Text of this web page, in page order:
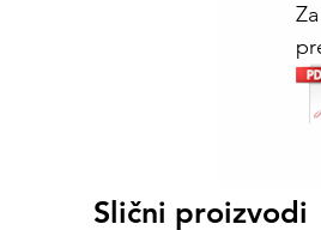
Slični proizvodi